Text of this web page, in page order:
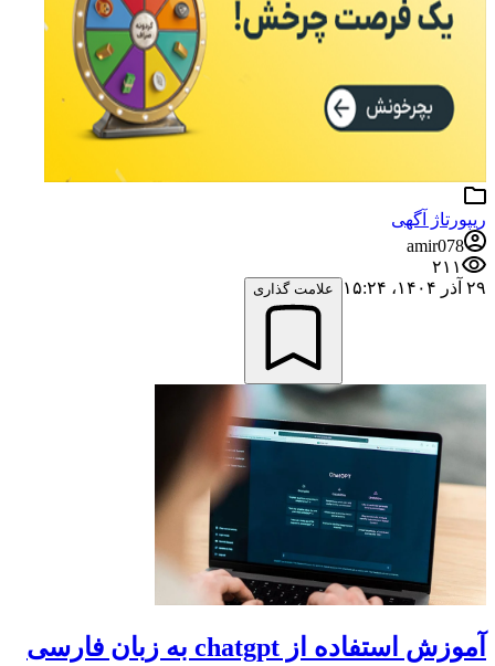
ریپورتاژ آگهی
amir078
۲۱۱
۲۹ آذر ۱۴۰۴،‏ ۱۵:۲۴
علامت گذاری
آموزش استفاده از chatgpt به زبان فارسی